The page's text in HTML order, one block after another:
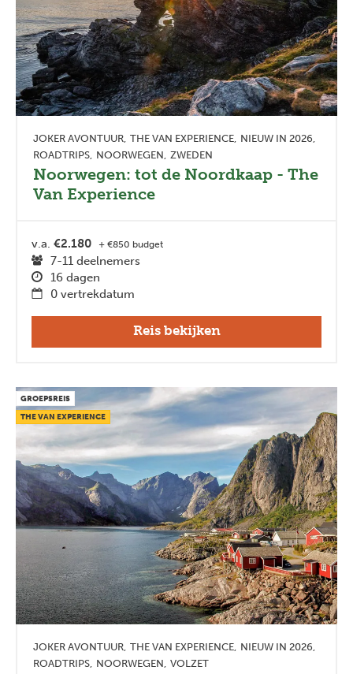
JOKER AVONTUUR THE VAN EXPERIENCE NIEUW IN 2026
ROADTRIPS NOORWEGEN ZWEDEN
Noorwegen: tot de Noordkaap - The
Van Experience
v.a. €2.180 + €850 budget
7-11 deelnemers
16 dagen
0 vertrekdatum
Reis bekijken
GROEPSREIS
THE VAN EXPERIENCE
JOKER AVONTUUR THE VAN EXPERIENCE NIEUW IN 2026
ROADTRIPS NOORWEGEN VOLZET